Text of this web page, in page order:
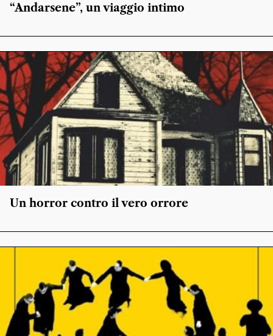
“Andarsene”, un viaggio intimo
Un horror contro il vero orrore